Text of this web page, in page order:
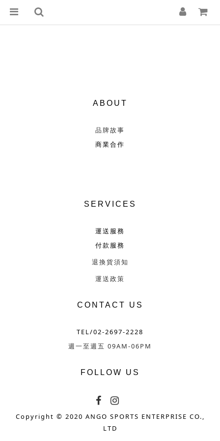
ABOUT
品牌故事
商業合作
SERVICES
運送服務
付款服務
退換貨須知
運送政策
CONTACT US
TEL/02-2697-2228
週一至週五 09AM-06PM
FOLLOW US
Copyright © 2020 ANGO SPORTS ENTERPRISE CO.,
LTD